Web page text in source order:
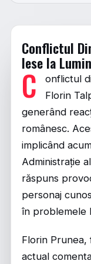
Conflictul
Iese la
C
onflictul
Florin
generând
românesc.
implicând
Administrație
răspuns
personaj
în problemele
Florin
actual